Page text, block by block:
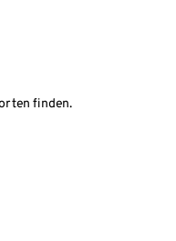
finden.